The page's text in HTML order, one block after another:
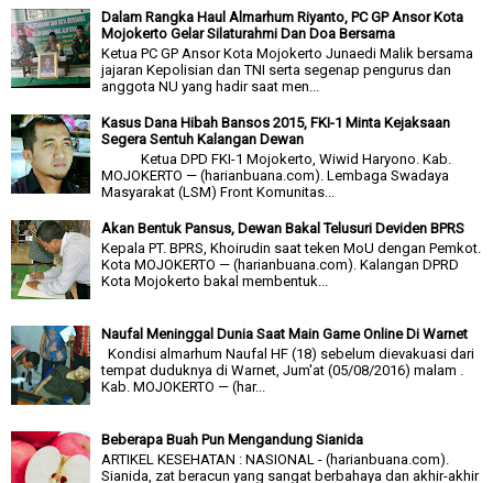
Dalam Rangka Haul Almarhum Riyanto, PC GP Ansor Kota
Mojokerto Gelar Silaturahmi Dan Doa Bersama
Ketua PC GP Ansor Kota Mojokerto Junaedi Malik bersama
jajaran Kepolisian dan TNI serta segenap pengurus dan
anggota NU yang hadir saat men...
Kasus Dana Hibah Bansos 2015, FKI-1 Minta Kejaksaan
Segera Sentuh Kalangan Dewan
Ketua DPD FKI-1 Mojokerto, Wiwid Haryono. Kab.
MOJOKERTO — (harianbuana.com). Lembaga Swadaya
Masyarakat (LSM) Front Komunitas...
Akan Bentuk Pansus, Dewan Bakal Telusuri Deviden BPRS
Kepala PT. BPRS, Khoirudin saat teken MoU dengan Pemkot.
Kota MOJOKERTO — (harianbuana.com). Kalangan DPRD
Kota Mojokerto bakal membentuk...
Naufal Meninggal Dunia Saat Main Game Online Di Warnet
Kondisi almarhum Naufal HF (18) sebelum dievakuasi dari
tempat duduknya di Warnet, Jum'at (05/08/2016) malam .
Kab. MOJOKERTO — (har...
Beberapa Buah Pun Mengandung Sianida
ARTIKEL KESEHATAN : NASIONAL - (harianbuana.com).
Sianida, zat beracun yang sangat berbahaya dan akhir-akhir